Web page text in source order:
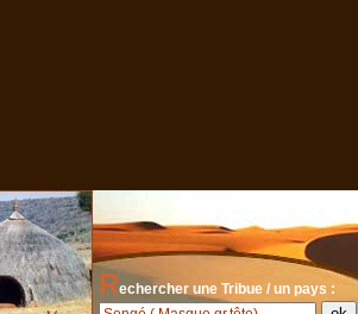
Rechercher une Tribue / un pays :